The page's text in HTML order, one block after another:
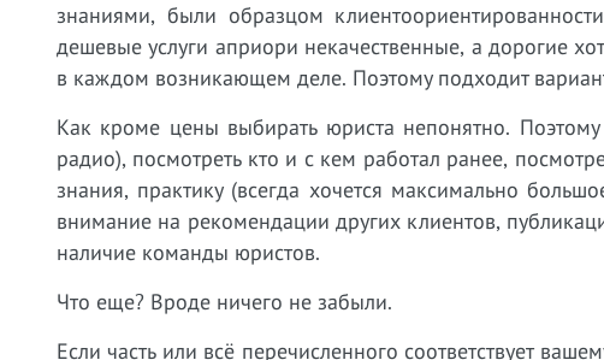
знаниями, были образцом
дешевые услуги априори некачественные, а дорогие
в каждом возникающем деле. Поэтому подходит
Как кроме цены выбирать юриста непонятно.
радио), посмотреть кто и с кем работал ранее,
знания, практику (всегда хочется максимально
внимание на рекомендации других клиентов,
наличие команды юристов.
Что еще? Вроде ничего не забыли.
Если часть или всё перечисленного соответствует